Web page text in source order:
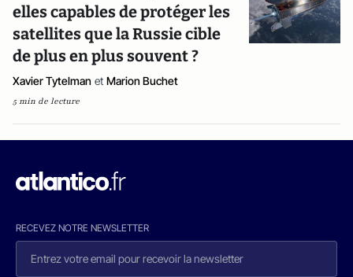
elles capables de protéger les
satellites que la Russie cible
de plus en plus souvent ?
Xavier Tytelman et Marion Buchet
5 min de lecture
RECEVEZ NOTRE NEWSLETTER